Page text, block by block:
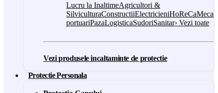
Lucru la InaltimeAgricultori &
SilviculturaConstructiiElectricieniHoReCa
portuariPazaLogisticaSudoriSanitar› Vezi toate
Vezi produsele incaltaminte de protectie
Protectie Personala